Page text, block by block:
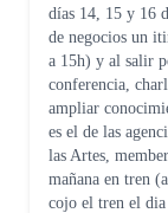
días 14, 15 y 16
de negocios un
a 15h) y al salir
conferencia,
ampliar
es el de las
las Artes,
mañana en tren
cojo el tren el dia